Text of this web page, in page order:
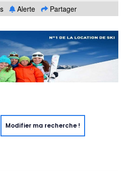
Alerte Partager
Modifier ma recherche !